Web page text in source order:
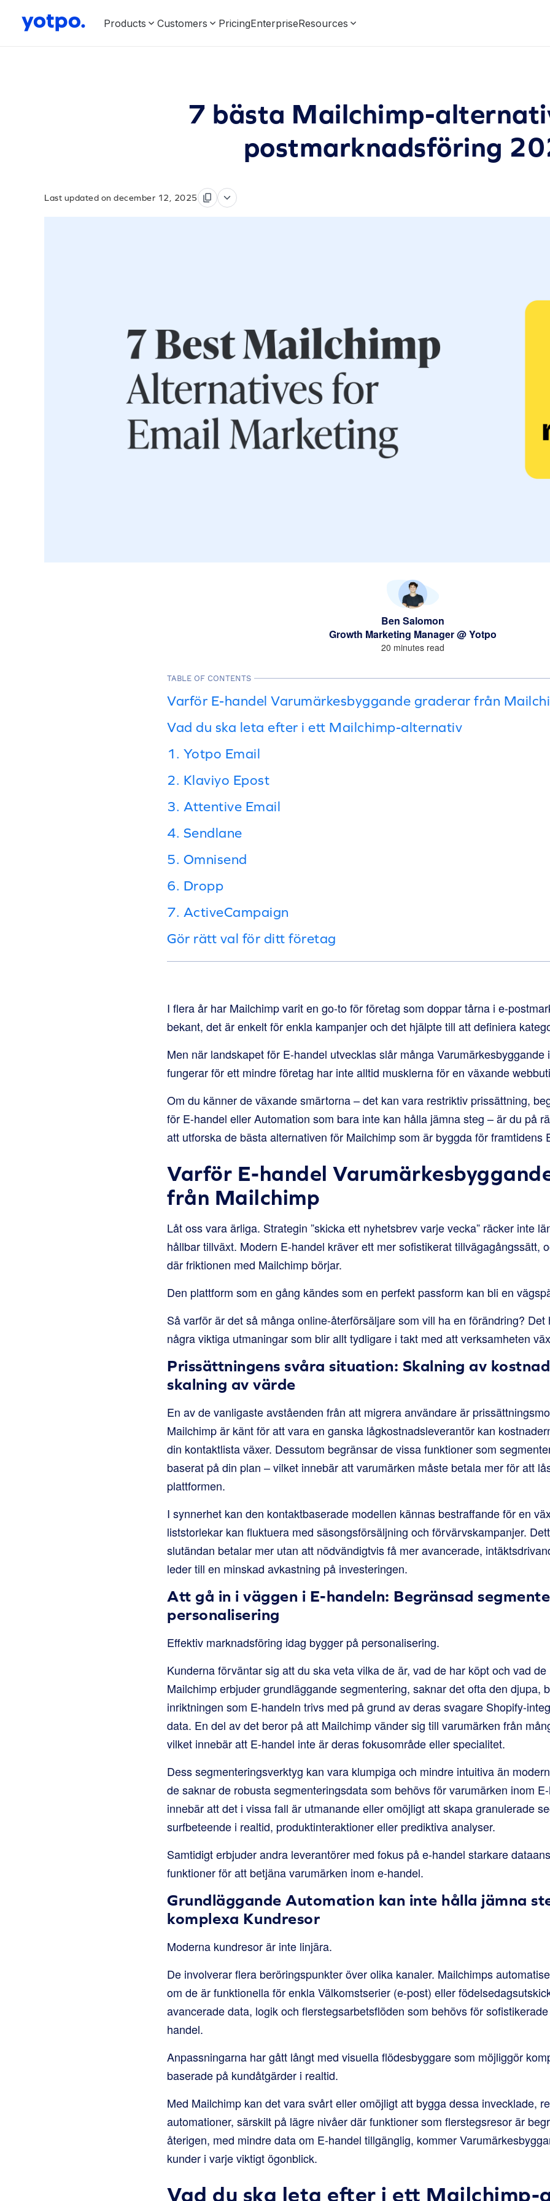
Products Customers PricingEnterpriseResources
7 bästa Mailchimp-
postmarknadsföring
Last updated on december 12, 2025
Ben Salomon
Growth Marketing Manager @ Yotpo
20 minutes read
TABLE OF CONTENTS
Varför E-handel Varumärkesbyggande graderar från
Vad du ska leta efter i ett Mailchimp-alternativ
1. Yotpo Email
2. Klaviyo Epost
3. Attentive Email
4. Sendlane
5. Omnisend
6. Dropp
7. ActiveCampaign
Gör rätt val för ditt företag
I flera år har Mailchimp varit en go-to för företag som doppar tårna i e-
bekant, det är enkelt för enkla kampanjer och det hjälpte till att definiera
Men när landskapet för E-handel utvecklas slår många Varumärkesbyggande
fungerar för ett mindre företag har inte alltid musklerna för en växande
Om du känner de växande smärtorna – det kan vara restriktiv prissättning,
för E-handel eller Automation som bara inte kan hålla jämna steg – är du på
att utforska de bästa alternativen för Mailchimp som är byggda för framtidens
Varför E-handel
från Mailchimp
Låt oss vara ärliga. Strategin ”skicka ett nyhetsbrev varje vecka” räcker inte
hållbar tillväxt. Modern E-handel kräver ett mer sofistikerat tillvägagångssätt,
där friktionen med Mailchimp börjar.
Den plattform som en gång kändes som en perfekt passform kan bli en
Så varför är det så många online-återförsäljare som vill ha en förändring? Det
några viktiga utmaningar som blir allt tydligare i takt med att verksamheten
Prissättningens svåra situation: Skalning av
skalning av värde
En av de vanligaste avståenden från att migrera användare är
Mailchimp är känt för att vara en ganska lågkostnadsleverantör kan
din kontaktlista växer. Dessutom begränsar de vissa funktioner som
baserat på din plan – vilket innebär att varumärken måste betala mer för att
plattformen.
I synnerhet kan den kontaktbaserade modellen kännas bestraffande för en
liststorlekar kan fluktuera med säsongsförsäljning och förvärvskampanjer.
slutändan betalar mer utan att nödvändigtvis få mer avancerade,
leder till en minskad avkastning på investeringen.
Att gå in i väggen i E-handeln: Begränsad
personalisering
Effektiv marknadsföring idag bygger på personalisering.
Kunderna förväntar sig att du ska veta vilka de är, vad de har köpt och vad
Mailchimp erbjuder grundläggande segmentering, saknar det ofta den djupa,
inriktningen som E-handeln trivs med på grund av deras svagare Shopify-
data. En del av det beror på att Mailchimp vänder sig till varumärken från
vilket innebär att E-handel inte är deras fokusområde eller specialitet.
Dess segmenteringsverktyg kan vara klumpiga och mindre intuitiva än
de saknar de robusta segmenteringsdata som behövs för varumärken inom
innebär att det i vissa fall är utmanande eller omöjligt att skapa granulerade
surfbeteende i realtid, produktinteraktioner eller prediktiva analyser.
Samtidigt erbjuder andra leverantörer med fokus på e-handel starkare
funktioner för att betjäna varumärken inom e-handel.
Grundläggande Automation kan inte hålla jämna
komplexa Kundresor
Moderna kundresor är inte linjära.
De involverar flera beröringspunkter över olika kanaler. Mailchimps
om de är funktionella för enkla Välkomstserier (e-post) eller
avancerade data, logik och flerstegsarbetsflöden som behövs för
handel.
Anpassningarna har gått långt med visuella flödesbyggare som möjliggör
baserade på kundåtgärder i realtid.
Med Mailchimp kan det vara svårt eller omöjligt att bygga dessa invecklade,
automationer, särskilt på lägre nivåer där funktioner som flerstegsresor är
återigen, med mindre data om E-handel tillgänglig, kommer
kunder i varje viktigt ögonblick.
Vad du ska leta efter i ett